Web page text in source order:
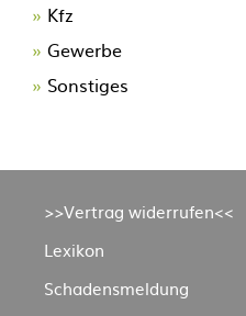
Kfz
Gewerbe
Sonstiges
>>Vertrag widerrufen<<
Lexikon
Schadensmeldung